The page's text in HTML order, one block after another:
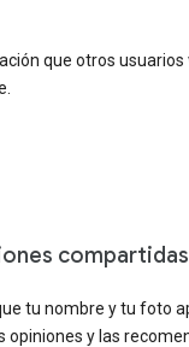
que otros usuarios
compartidas
tu nombre y tu foto
opiniones y las